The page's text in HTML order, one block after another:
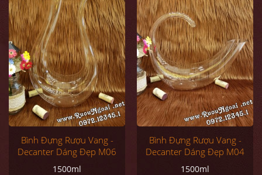
Bình Đựng Rượu Vang -
Decanter Dáng Đẹp M06
1500ml
Bình Đựng Rượu Vang -
Decanter Dáng Đẹp M04
1500ml